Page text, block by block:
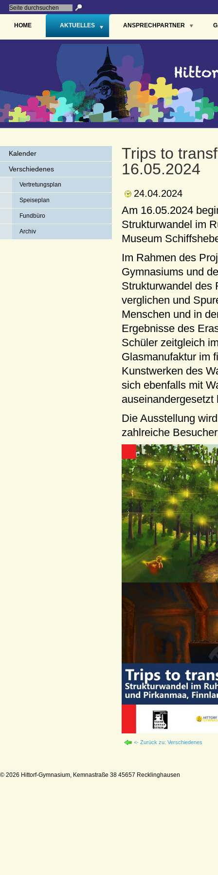
HOME AKTUELLES ANSPRECHPARTNER
Kalender
Verschiedenes
Vertretungsplan
Speiseplan
Fundbüro
Archiv
Trips to
16.05.2024
24.04.2024
Am 16.05.2024
Strukturwandel im
Museum
Im Rahmen des
Gymnasiums und
Strukturwandel des
verglichen und
Menschen und in
Ergebnisse des
Schüler zeitgleich
Glasmanufaktur im
Kunstwerken des
sich ebenfalls mit
auseinandergesetzt
Die Ausstellung
zahlreiche
<- Zurück zu: Verschiedenes
© 2026 Hittorf-Gymnasium, Kemnastraße 38 45657 Recklinghausen